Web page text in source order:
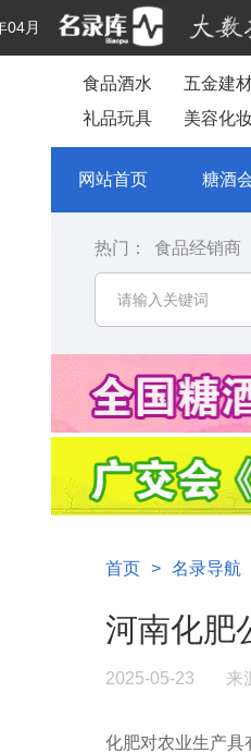
04月
食品酒水 五金建
礼品玩具
美容化
网站首页 糖酒
热门： 食品经销商
首页 > 名录导航
河南化肥
2025-05-23 来
化肥对农业生产具